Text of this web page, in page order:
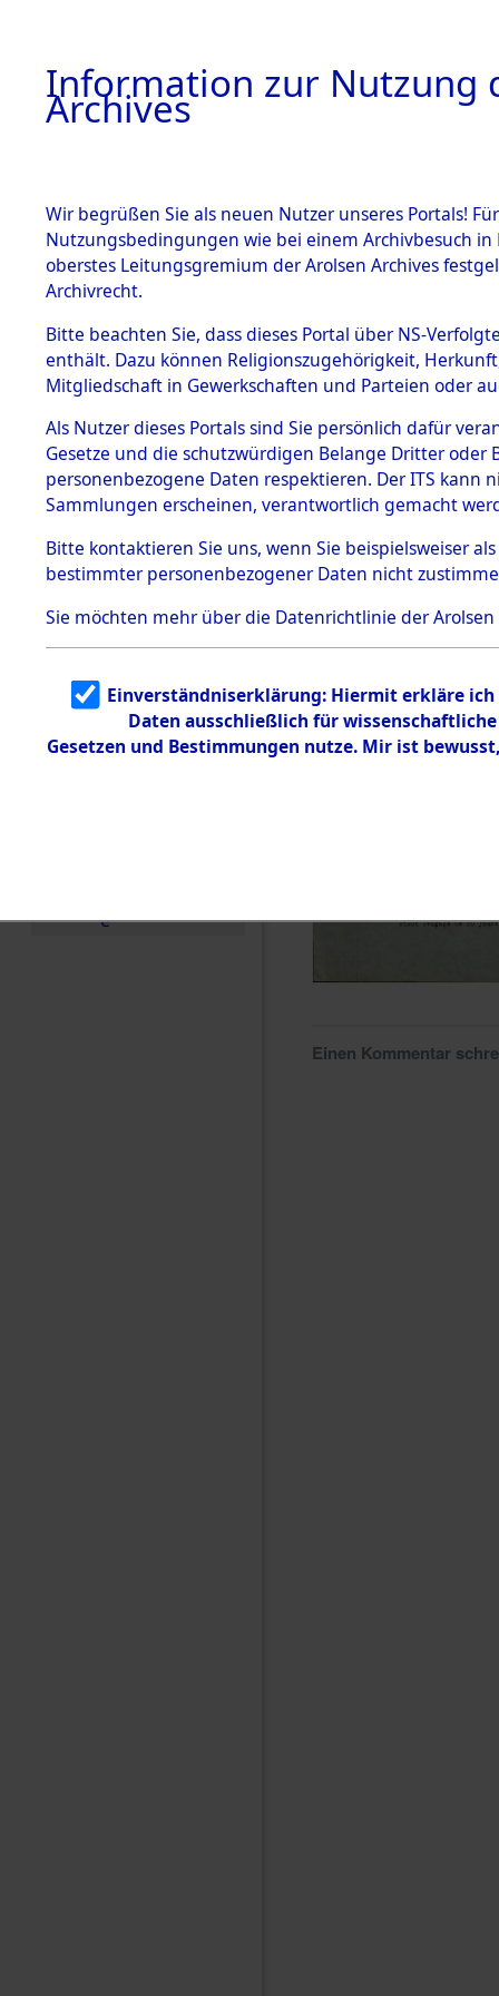
BESTÄNDE
1.
mente
5. Verschiedenes
5.3
Todesmärsche
5.3.1 Alliierte
Erhebungen
zu
Todesmärsch
en
5.3.2
Identifizierun
g
5.3.3
Todesmärsch
e
→0215
Einen Kommentar
Information zur Nutzung
Archives
Wir begrüßen Sie als neuen Nutzer unseres Portals!
Nutzungsbedingungen wie bei einem Archivbesuch
oberstes Leitungsgremium der Arolsen Archives
Archivrecht.
Bitte beachten Sie, dass dieses Portal über NS-
enthält. Dazu können Religionszugehörigkeit,
Mitgliedschaft in Gewerkschaften und Parteien oder
Als Nutzer dieses Portals sind Sie persönlich dafür
Gesetze und die schutzwürdigen Belange Dritter
personenbezogene Daten respektieren. Der ITS
Sammlungen erscheinen, verantwortlich gemacht
Bitte kontaktieren Sie uns, wenn Sie beispielsweiser
bestimmter personenbezogener Daten nicht
Sie möchten mehr über die Datenrichtlinie der Arolsen
Einverständniserklärung: Hiermit erkläre
Daten ausschließlich für
Gesetzen und Bestimmungen nutze. Mir ist